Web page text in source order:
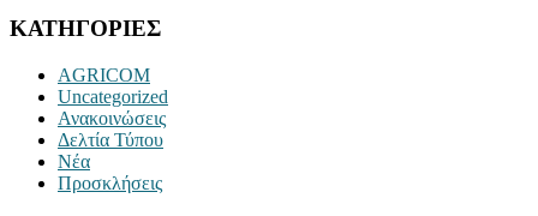
ΚΑΤΗΓΟΡΙΕΣ
AGRICOM
Uncategorized
Ανακοινώσεις
Δελτία Τύπου
Νέα
Προσκλήσεις